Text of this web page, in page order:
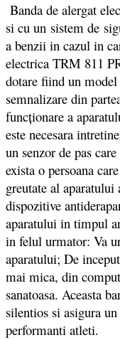
Banda de alergat
si cu un sistem de
a benzii in cazul in
electrica TRM 811
dotare fiind un
semnalizare din
funcționare a
este necesara
un senzor de pas
exista o persoana
greutate al aparatului
dispozitive
aparatului in timpul
in felul urmator: Va
aparatului; De
mai mica, din
sanatoasa. Aceasta
silentios si asigura
performanti atleti.